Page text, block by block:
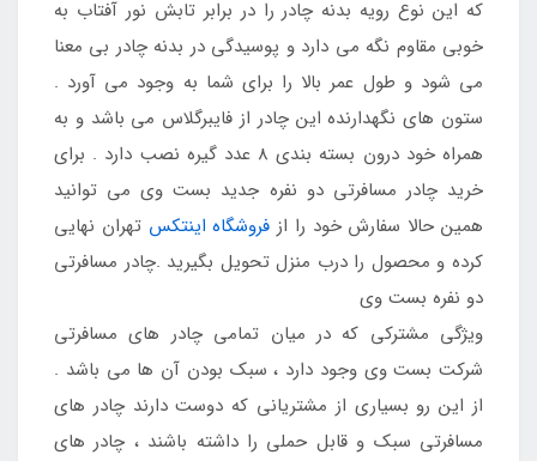
که این نوع رویه بدنه چادر را در برابر تابش نور آفتاب به
خوبی مقاوم نگه می دارد و پوسیدگی در بدنه چادر بی معنا
می شود و طول عمر بالا را برای شما به وجود می آورد .
ستون های نگهدارنده این چادر از فایبرگلاس می باشد و به
همراه خود درون بسته بندی 8 عدد گیره نصب دارد . برای
خرید چادر مسافرتی دو نفره جدید بست وی می توانید
همین حالا سفارش خود را از فروشگاه اینتکس تهران نهایی
کرده و محصول را درب منزل تحویل بگیرید .چادر مسافرتی
دو نفره بست وی
ویژگی مشترکی که در میان تمامی چادر های مسافرتی
شرکت بست وی وجود دارد ، سبک بودن آن ها می باشد .
از این رو بسیاری از مشتریانی که دوست دارند چادر های
مسافرتی سبک و قابل حملی را داشته باشند ، چادر های